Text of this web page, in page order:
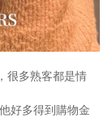
很多熟客都是情
好多得到購物金